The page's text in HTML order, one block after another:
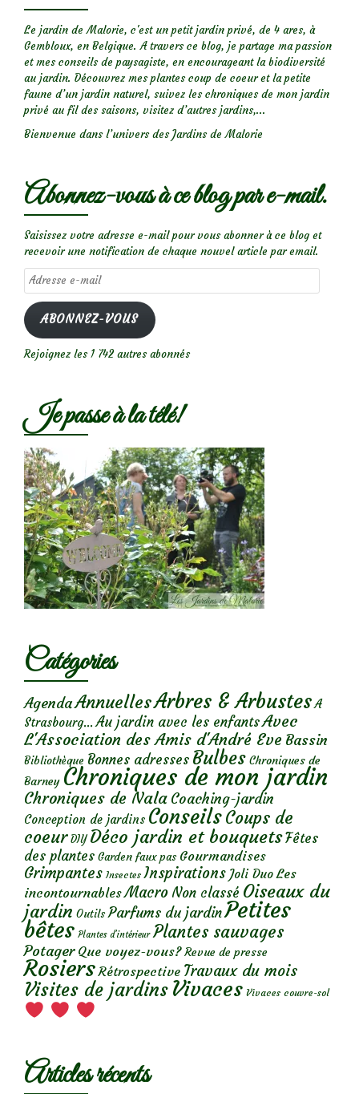
Le jardin de Malorie, c'est un petit jardin privé, de 4 ares, à
Gembloux, en Belgique. A travers ce blog, je partage ma passion
et mes conseils de paysagiste, en encourageant la biodiversité
au jardin. Découvrez mes plantes coup de coeur et la petite
faune d’un jardin naturel, suivez les chroniques de mon jardin
privé au fil des saisons, visitez d’autres jardins,...
Bienvenue dans l’univers des Jardins de Malorie
Abonnez-vous à ce blog par e-mail.
Saisissez votre adresse e-mail pour vous abonner à ce blog et
recevoir une notification de chaque nouvel article par email.
Adresse
e-
mail
ABONNEZ-VOUS
Rejoignez les 1 742 autres abonnés
Je passe à la télé!
Catégories
AgendaAnnuellesArbres & Arbustes A
Strasbourg... Au jardin avec les enfantsAvec
L'Association des Amis d'André Eve Bassin
Bibliothèque Bonnes adresses Bulbes Chroniques de
Barney Chroniques de mon jardin
Chroniques de Nala Coaching-jardin
Conception de jardins ConseilsCoups de
coeur DIY Déco jardin et bouquetsFêtes
des plantes Garden faux pas Gourmandises
Grimpantes Insectes Inspirations Joli Duo Les
incontournables Macro Non classé Oiseaux du
jardin Outils Parfums du jardinPetites
bêtes Plantes d’intérieur Plantes sauvages
Potager Que voyez-vous? Revue de presse
Rosiers Rétrospective Travaux du mois
Visites de jardins Vivaces Vivaces couvre-sol
Articles récents